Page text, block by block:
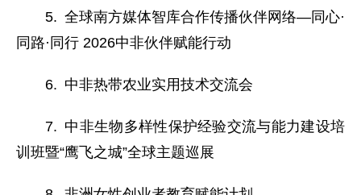
5. 全球南方媒体智库合作传播伙伴网络—同心·
同路·同行 2026中非伙伴赋能行动
6. 中非热带农业实用技术交流会
7. 中非生物多样性保护经验交流与能力建设培
训班暨“鹰飞之城”全球主题巡展